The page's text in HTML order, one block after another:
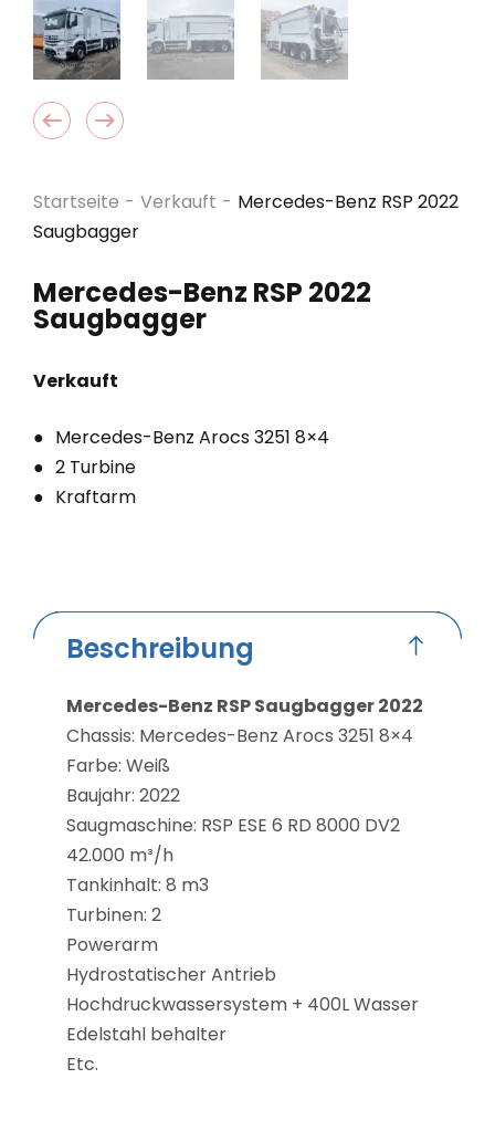
Startseite - Verkauft - Mercedes-Benz RSP 2022
Saugbagger
Mercedes-Benz RSP 2022
Saugbagger
Verkauft
Mercedes-Benz Arocs 3251 8×4
2 Turbine
Kraftarm
Beschreibung
Mercedes-Benz RSP Saugbagger 2022
Chassis: Mercedes-Benz Arocs 3251 8×4
Farbe: Weiß
Baujahr: 2022
Saugmaschine: RSP ESE 6 RD 8000 DV2
42.000 m³/h
Tankinhalt: 8 m3
Turbinen: 2
Powerarm
Hydrostatischer Antrieb
Hochdruckwassersystem + 400L Wasser
Edelstahl behalter
Etc.